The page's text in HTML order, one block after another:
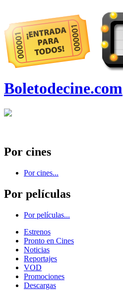
Boletodecine.com
Por cines
Por cines...
Por películas
Por películas...
Estrenos
Pronto en Cines
Noticias
Reportajes
VOD
Promociones
Descargas